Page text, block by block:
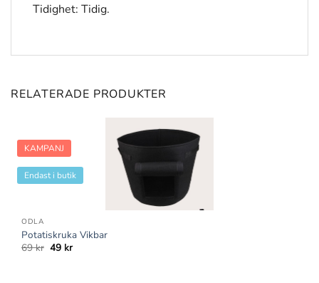
Tidighet: Tidig.
RELATERADE PRODUKTER
KAMPANJ
Endast i butik
ODLA
Potatiskruka Vikbar
69kr Det
49 krDet